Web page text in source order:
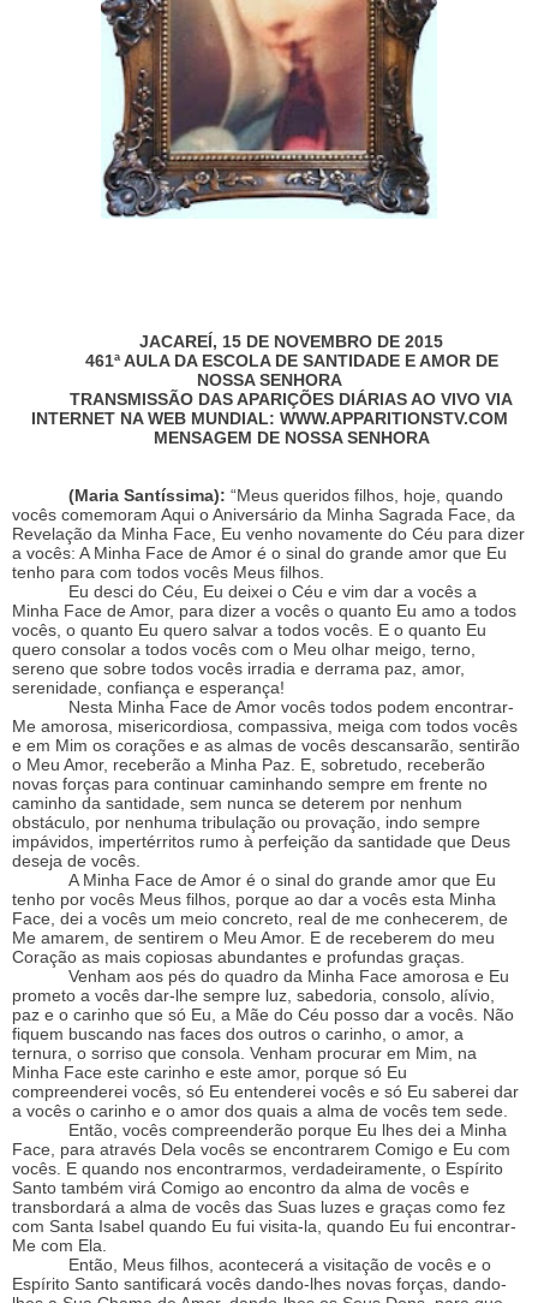
JACAREÍ, 15 DE NOVEMBRO DE 2015
461ª AULA DA ESCOLA DE SANTIDADE E AMOR DE
NOSSA SENHORA
TRANSMISSÃO DAS APARIÇÕES DIÁRIAS AO VIVO VIA
INTERNET NA WEB MUNDIAL: WWW.APPARITIONSTV.COM
MENSAGEM DE NOSSA SENHORA
(Maria Santíssima): “Meus queridos filhos, hoje, quando
vocês comemoram Aqui o Aniversário da Minha Sagrada Face, da
Revelação da Minha Face, Eu venho novamente do Céu para dizer
a vocês: A Minha Face de Amor é o sinal do grande amor que Eu
tenho para com todos vocês Meus filhos.
Eu desci do Céu, Eu deixei o Céu e vim dar a vocês a
Minha Face de Amor, para dizer a vocês o quanto Eu amo a todos
vocês, o quanto Eu quero salvar a todos vocês. E o quanto Eu
quero consolar a todos vocês com o Meu olhar meigo, terno,
sereno que sobre todos vocês irradia e derrama paz, amor,
serenidade, confiança e esperança!
Nesta Minha Face de Amor vocês todos podem encontrar-
Me amorosa, misericordiosa, compassiva, meiga com todos vocês
e em Mim os corações e as almas de vocês descansarão, sentirão
o Meu Amor, receberão a Minha Paz. E, sobretudo, receberão
novas forças para continuar caminhando sempre em frente no
caminho da santidade, sem nunca se deterem por nenhum
obstáculo, por nenhuma tribulação ou provação, indo sempre
impávidos, impertérritos rumo à perfeição da santidade que Deus
deseja de vocês.
A Minha Face de Amor é o sinal do grande amor que Eu
tenho por vocês Meus filhos, porque ao dar a vocês esta Minha
Face, dei a vocês um meio concreto, real de me conhecerem, de
Me amarem, de sentirem o Meu Amor. E de receberem do meu
Coração as mais copiosas abundantes e profundas graças.
Venham aos pés do quadro da Minha Face amorosa e Eu
prometo a vocês dar-lhe sempre luz, sabedoria, consolo, alívio,
paz e o carinho que só Eu, a Mãe do Céu posso dar a vocês. Não
fiquem buscando nas faces dos outros o carinho, o amor, a
ternura, o sorriso que consola. Venham procurar em Mim, na
Minha Face este carinho e este amor, porque só Eu
compreenderei vocês, só Eu entenderei vocês e só Eu saberei dar
a vocês o carinho e o amor dos quais a alma de vocês tem sede.
Então, vocês compreenderão porque Eu lhes dei a Minha
Face, para através Dela vocês se encontrarem Comigo e Eu com
vocês. E quando nos encontrarmos, verdadeiramente, o Espírito
Santo também virá Comigo ao encontro da alma de vocês e
transbordará a alma de vocês das Suas luzes e graças como fez
com Santa Isabel quando Eu fui visita-la, quando Eu fui encontrar-
Me com Ela.
Então, Meus filhos, acontecerá a visitação de vocês e o
Espírito Santo santificará vocês dando-lhes novas forças, dando-